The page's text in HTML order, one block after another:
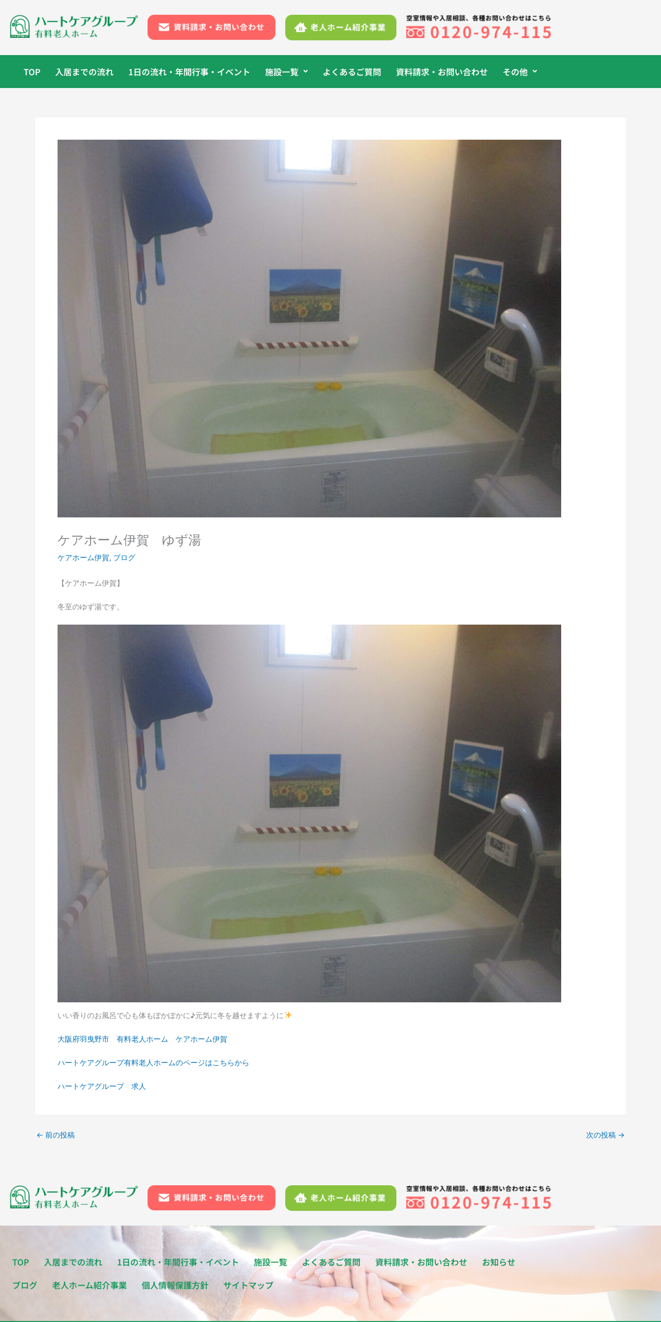
TOP 入居までの流れ 1日の流れ・年間行事・イベント 施設一覧 よくあるご質問 資料請求・お問い合わせ その他
ケアホーム伊賀 ゆず湯
ケアホーム伊賀, ブログ
【ケアホーム伊賀】
冬至のゆず湯です。
いい香りのお風呂で心も体もぽかぽかに♪元気に冬を越せますように
大阪府羽曳野市 有料老人ホーム ケアホーム伊賀
ハートケアグループ有料老人ホームのページはこちらから
ハートケアグループ 求人
← 前の投稿 次の投稿 →
TOP 入居までの流れ 1日の流れ・年間行事・イベント 施設一覧 よくあるご質問 資料請求・お問い合わせ
お知らせ
ブログ
老人ホーム紹介事業 個人情報保護方針 サイトマップ